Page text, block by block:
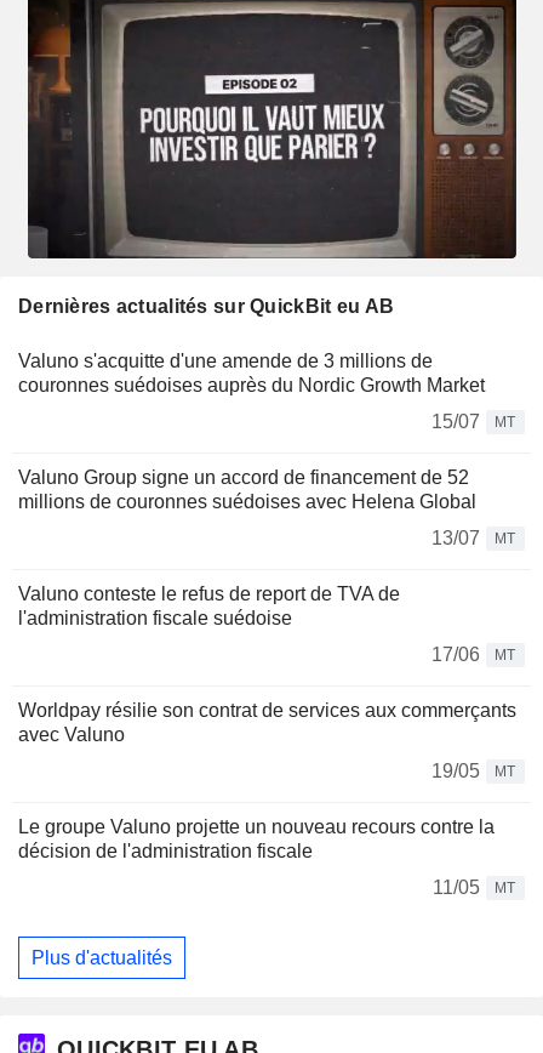
Dernières actualités sur QuickBit eu AB
Valuno s'acquitte d'une amende de 3 millions de
couronnes suédoises auprès du Nordic Growth Market
15/07
MT
Valuno Group signe un accord de financement de 52
millions de couronnes suédoises avec Helena Global
13/07
MT
Valuno conteste le refus de report de TVA de
l'administration fiscale suédoise
17/06
MT
Worldpay résilie son contrat de services aux commerçants
avec Valuno
19/05
MT
Le groupe Valuno projette un nouveau recours contre la
décision de l'administration fiscale
11/05
MT
Plus d'actualités